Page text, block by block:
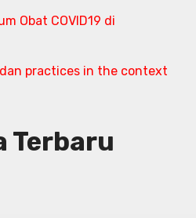
Obat COVID19 di
practices in the context
Terbaru